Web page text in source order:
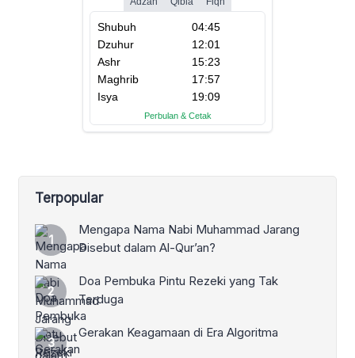
Terpopular
Mengapa Nama Nabi Muhammad Jarang
Disebut dalam Al-Qur’an?
Doa Pembuka Pintu Rezeki yang Tak
Terduga
Gerakan Keagamaan di Era Algoritma